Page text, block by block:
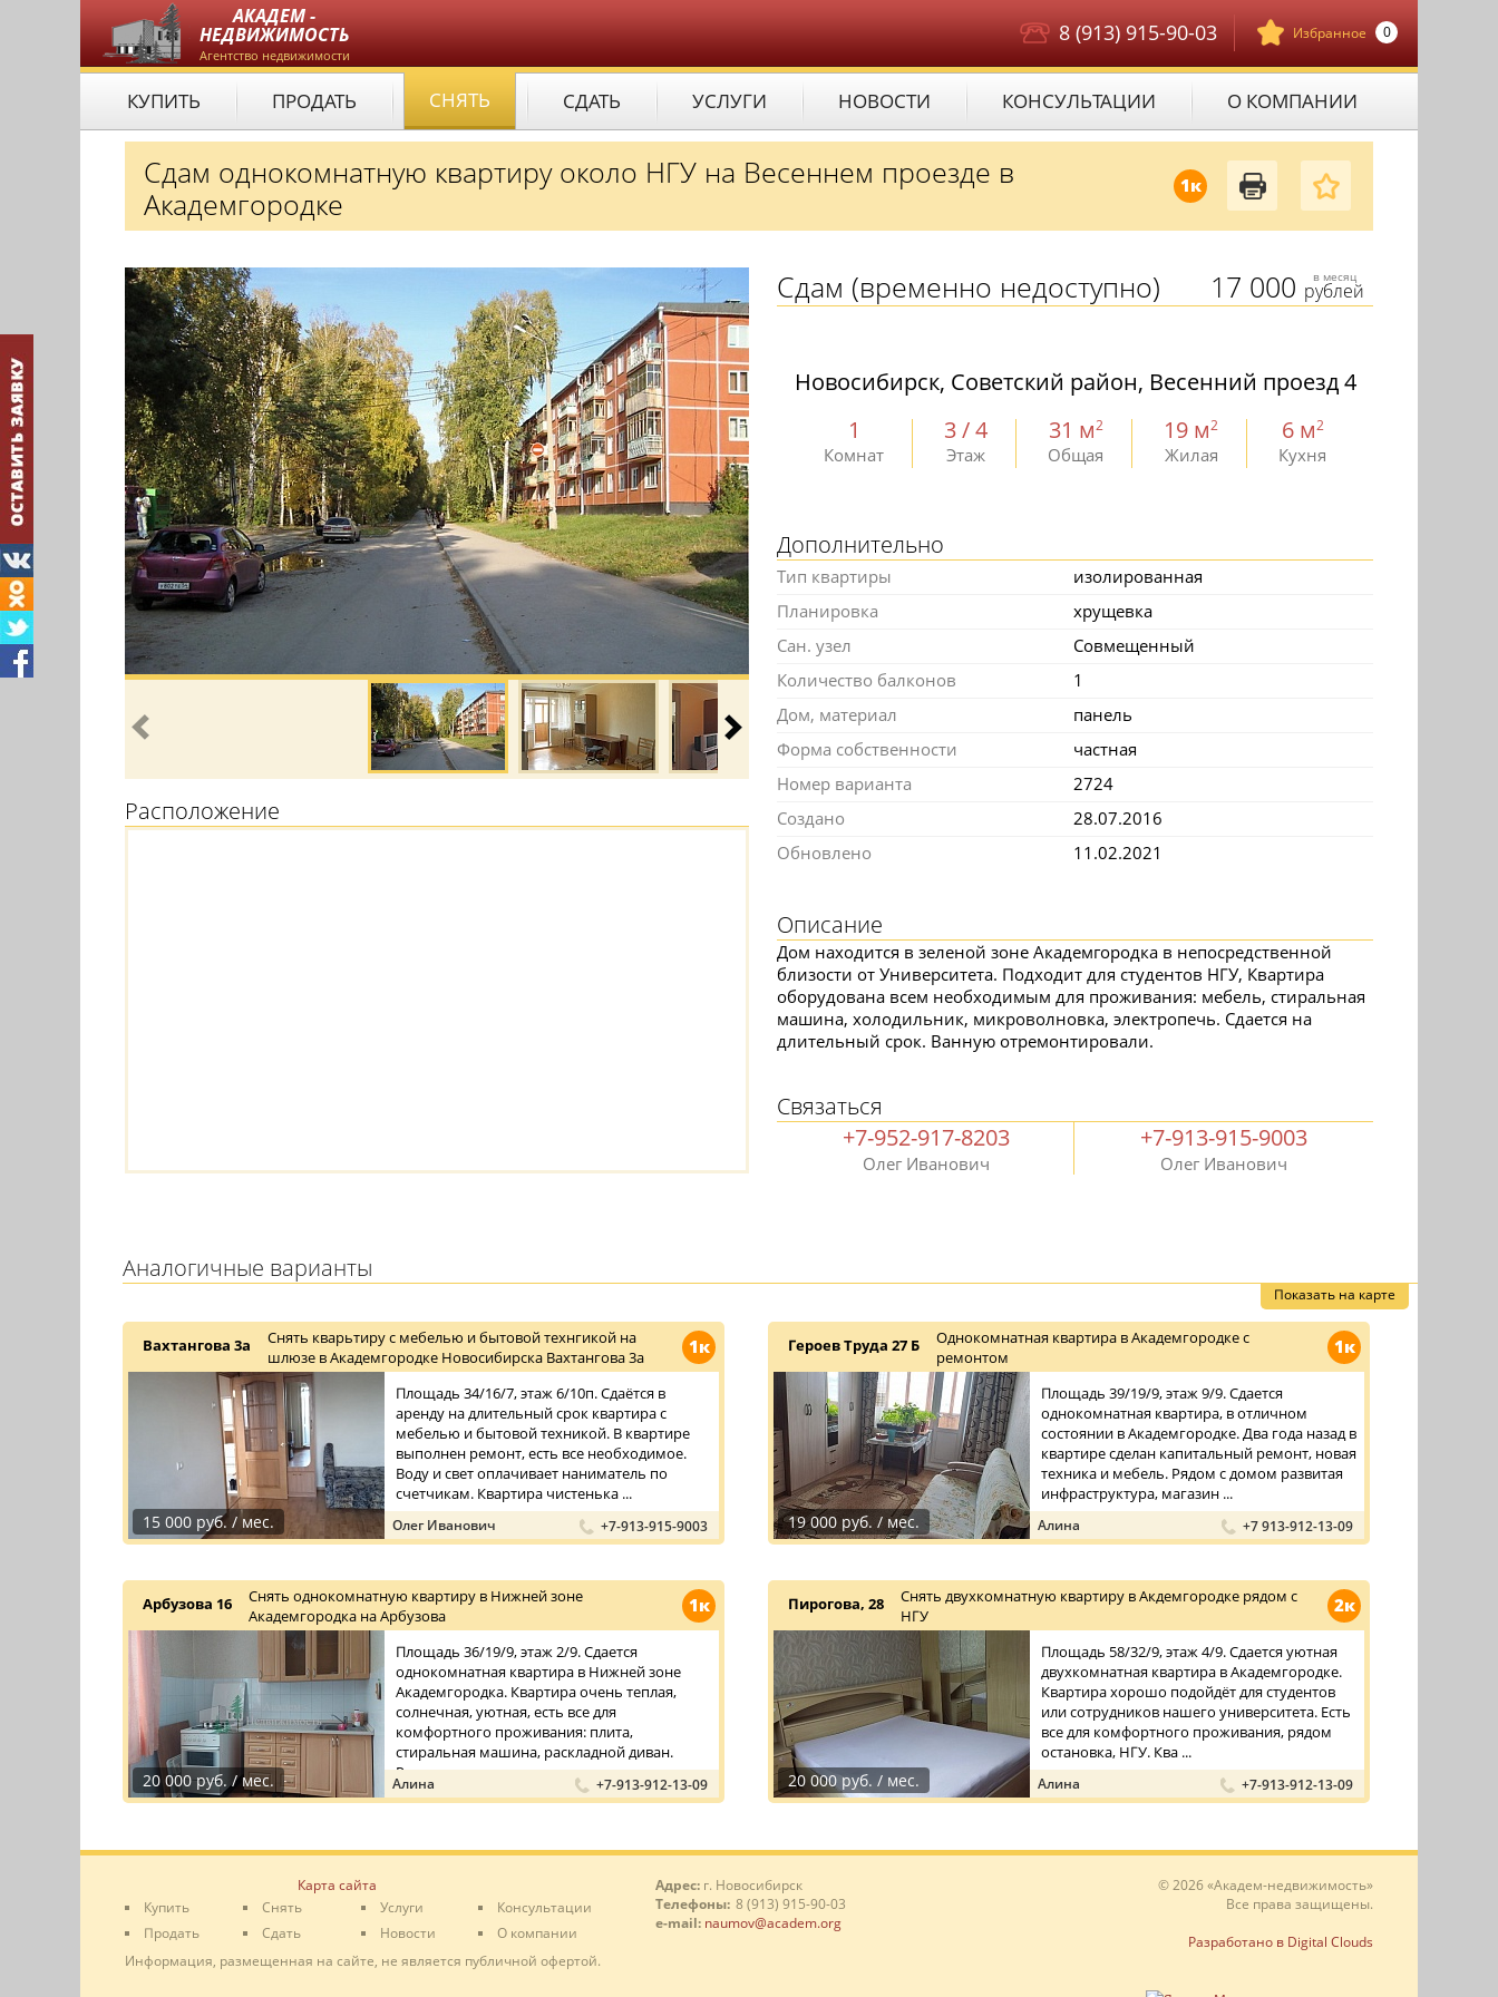
АКАДЕМ -
НЕДВИЖИМОСТЬ
Агентство недвижимости
Избранное 0
8 (913) 915-90-03
КУПИТЬ ПРОДАТЬ СНЯТЬ СДАТЬ УСЛУГИ НОВОСТИ КОНСУЛЬТАЦИИ О КОМПАНИИ
1к
Сдам однокомнатную квартиру около НГУ на Весеннем проезде в
Академгородке
Расположение
17 000 в месяц
рублей
Сдам (временно недоступно)
Новосибирск, Советский район, Весенний проезд 4
1
Комнат
3 / 4
Этаж
31 м2
Общая
19 м2
Жилая
6 м2
Кухня
Дополнительно
Тип квартиры
изолированная
Планировка
хрущевка
Сан. узел
Совмещенный
Количество балконов
1
Дом, материал
панель
Форма собственности
частная
Номер варианта
2724
Создано
28.07.2016
Обновлено
11.02.2021
Описание
Дом находится в зеленой зоне Академгородка в непосредственной
близости от Университета. Подходит для студентов НГУ, Квартира
оборудована всем необходимым для проживания: мебель, стиральная
машина, холодильник, микроволновка, электропечь. Сдается на
длительный срок. Ванную отремонтировали.
Связаться
+7-952-917-8203
Олег Иванович
+7-913-915-9003
Олег Иванович
Аналогичные варианты
Показать на карте
1к
Вахтангова 3а
Снять кварьтиру с мебелью и бытовой технгикой на
шлюзе в Академгородке Новосибирска Вахтангова 3а
15 000 руб. / мес.
Площадь 34/16/7, этаж 6/10п. Сдаётся в
аренду на длительный срок квартира с
мебелью и бытовой техникой. В квартире
выполнен ремонт, есть все необходимое.
Воду и свет оплачивает наниматель по
счетчикам. Квартира чистенька ...
Олег Иванович +7-913-915-9003
1к
Героев Труда 27 Б
Однокомнатная квартира в Академгородке с
ремонтом
19 000 руб. / мес.
Площадь 39/19/9, этаж 9/9. Сдается
однокомнатная квартира, в отличном
состоянии в Академгородке. Два года назад в
квартире сделан капитальный ремонт, новая
техника и мебель. Рядом с домом развитая
инфраструктура, магазин ...
Алина +7 913-912-13-09
1к
Арбузова 16
Снять однокомнатную квартиру в Нижней зоне
Академгородка на Арбузова
20 000 руб. / мес.
Площадь 36/19/9, этаж 2/9. Сдается
однокомнатная квартира в Нижней зоне
Академгородка. Квартира очень теплая,
солнечная, уютная, есть все для
комфортного проживания: плита,
стиральная машина, раскладной диван.
Рядом с до ...
Алина +7-913-912-13-09
2к
Пирогова, 28
Снять двухкомнатную квартиру в Акдемгородке рядом с
НГУ
20 000 руб. / мес.
Площадь 58/32/9, этаж 4/9. Сдается уютная
двухкомнатная квартира в Академгородке.
Квартира хорошо подойдёт для студентов
или сотрудников нашего университета. Есть
все для комфортного проживания, рядом
остановка, НГУ. Ква ...
Алина +7-913-912-13-09
Карта сайта
Купить
Продать
Снять
Сдать
Услуги
Новости
Консультации
О компании
Информация, размещенная на сайте, не является публичной офертой.
Адрес: г. Новосибирск
Телефоны: 8 (913) 915-90-03
e-mail: naumov@academ.org
© 2026 «Академ-недвижимость»
Все права защищены.
Разработано в Digital Clouds